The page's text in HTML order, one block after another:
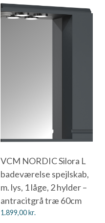
VCM NORDIC Silora L
badeværelse spejlskab,
m. lys, 1 låge, 2 hylder –
antracitgrå træ 60cm
1.899,00kr.